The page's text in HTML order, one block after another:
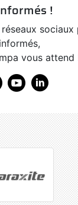
!
sociaux
vous attend